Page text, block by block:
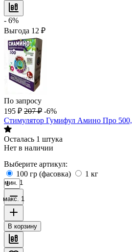
- 6%
Выгода 12 ₽
По запросу
195 ₽ 207 ₽ -6%
Стимулятор Гумифул Амино Про 500,
Осталась 1 штука
Нет в наличии
Выберите артикул:
100 гр (фасовка)
1 кг
мин. 1
макс. 1
В корзину